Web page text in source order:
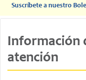
Programas
Suscríbete a nuestro
Nombre Completo
Tema de interes
Información
atención